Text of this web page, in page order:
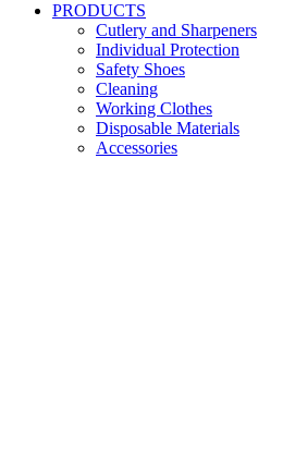
PRODUCTS
Cutlery and Sharpeners
Individual Protection
Safety Shoes
Cleaning
Working Clothes
Disposable Materials
Accessories